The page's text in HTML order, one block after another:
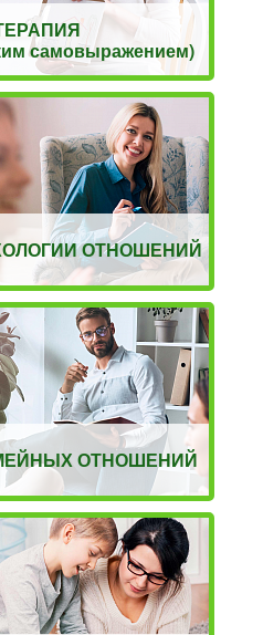
самовыражением)
ОТНОШЕНИЙ
ОТНОШЕНИЙ